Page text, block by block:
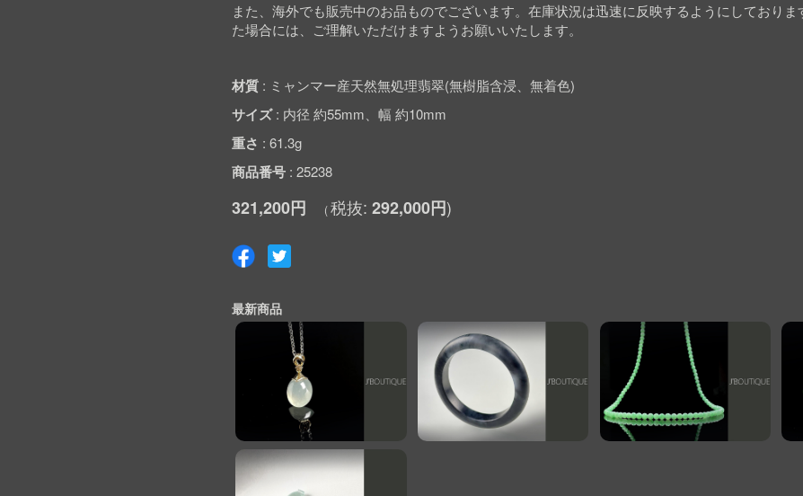
また、海外でも販売中のお品ものでございます。在庫状況は迅速に反映するようにしており
た場合には、ご理解いただけますようお願いいたします。
材質 ミャンマー産天然無処理翡翠(無樹脂含浸、無着色)
サイズ 内径 約55mm、幅 約10mm
重さ 61.3g
商品番号 25238
321,200円 292,000円
最新商品